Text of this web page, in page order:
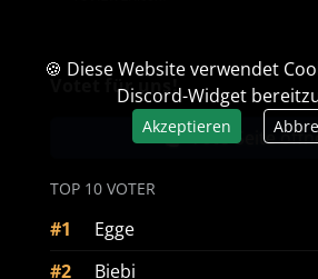
🍪 Diese Website verwendet
Discord-Widget
Akzeptieren
Votet für uns!
Vote-Seite
TOP 10 VOTER
#1 Egge
#2
Biebi